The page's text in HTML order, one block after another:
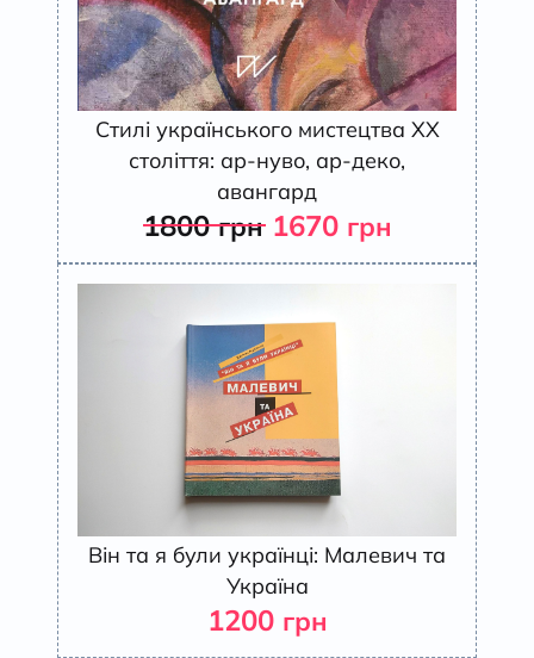
Стилі українського мистецтва ХХ
століття: ар-нуво, ар-деко,
авангард
1800грн 1670 грн
Він та я були українці: Малевич та
Україна
1200 грн